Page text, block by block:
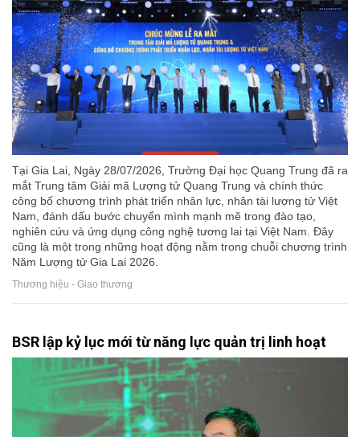
Tại Gia Lai, Ngày 28/07/2026, Trường Đại học Quang Trung đã ra
mắt Trung tâm Giải mã Lượng tử Quang Trung và chính thức
công bố chương trình phát triển nhân lực, nhân tài lượng tử Việt
Nam, đánh dấu bước chuyển mình mạnh mẽ trong đào tạo,
nghiên cứu và ứng dụng công nghệ tương lai tại Việt Nam. Đây
cũng là một trong những hoạt động nằm trong chuỗi chương trình
Năm Lượng tử Gia Lai 2026.
Thương hiệu - Giao thương
BSR lập kỷ lục mới từ năng lực quản trị linh hoạt